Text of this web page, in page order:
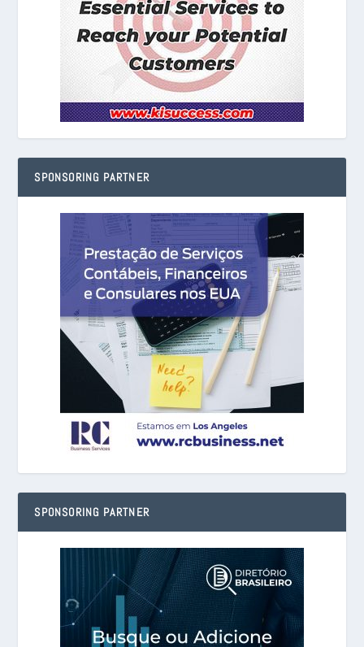
SPONSORING PARTNER
SPONSORING PARTNER